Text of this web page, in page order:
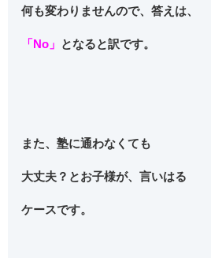
何も変わりませんので、答えは、
「No」 となると訳です。
また、塾に通わなくても
大丈夫？とお子様が、言いはる
ケースです。